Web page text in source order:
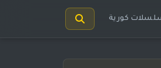
كورية